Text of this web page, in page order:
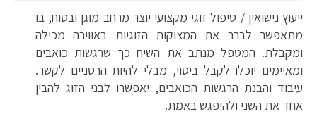
ייעוץ נישואין / טיפול זוגי מקצועי יוצר מרחב מוגן ובטוח, בו
מתאפשר לברר את המצוקות הזוגיות באווירה מכילה
ומקבלת. המטפל מנתב את השיח כך שרגשות כואבים
ומאיימים יוכלו לקבל ביטוי, מבלי להיות הרסניים לקשר.
עיבוד והבנת הרגשות הכואבים, יאפשרו לבני הזוג להבין
אחד את השני ולהיפגש באמת.